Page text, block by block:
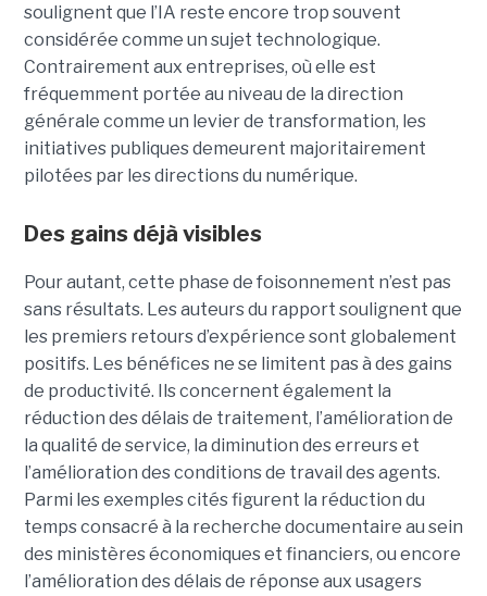
soulignent que l’IA reste encore trop souvent
considérée comme un sujet technologique.
Contrairement aux entreprises, où elle est
fréquemment portée au niveau de la direction
générale comme un levier de transformation, les
initiatives publiques demeurent majoritairement
pilotées par les directions du numérique.
Des gains déjà visibles
Pour autant, cette phase de foisonnement n’est pas
sans résultats. Les auteurs du rapport soulignent que
les premiers retours d’expérience sont globalement
positifs. Les bénéfices ne se limitent pas à des gains
de productivité. Ils concernent également la
réduction des délais de traitement, l’amélioration de
la qualité de service, la diminution des erreurs et
l’amélioration des conditions de travail des agents.
Parmi les exemples cités figurent la réduction du
temps consacré à la recherche documentaire au sein
des ministères économiques et financiers, ou encore
l’amélioration des délais de réponse aux usagers